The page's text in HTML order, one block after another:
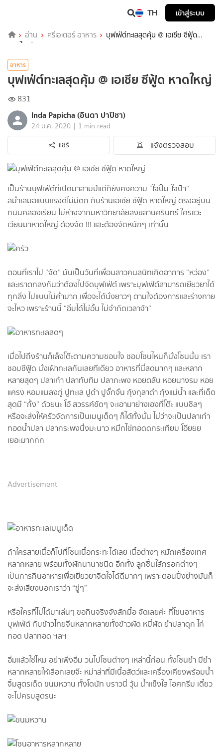
TH เข้าสู่ระบบ
อ่าน ครีเอเตอร์ อาหาร
บุฟเฟ่ต์ทะเลสุดคุ้ม @ เอเชีย ซีฟู้ด
หาดใหญ่
อาหาร
บุฟเฟ่ต์ทะเลสุดคุ้ม @ เอเชีย ซีฟู้ด หาดใหญ่
831
Inda Papicha (อินดา ปาปิชา)
24 ม.ค. 2020 | 1 min read
แชร์
แจ้งตรวจสอบ
เป็นร้านบุฟเฟ่ต์ที่เปิดมาสามปีแต่ก็ยังคงความ “ใจปั้ม-ใจป๋า”
สม่ำเสมอแบบแรงดีไม่มีตก กับร้านเอเซีย ซีฟู้ด หาดใหญ่ ตรงอยู่บน
ถนนคลองเรียน ไม่ห่างจากมหาวิทยาลัยสงขลานครินทร์ ใครแวะ
เวียนมาหาดใหญ่ ต้องจัด !!! และต้องจัดหนักๆ เท่านั้น
ตอนที่เราไป “จัด” มันเป็นวันที่เพื่อนสาวคนสนิทเกิดอาการ “หว่อง”
และเราตกลงกันว่าต้องไปจัดบุฟเฟ่ต์ เพราะบุฟเฟ่ต์สามารถเยียวยาได้
ทุกสิ่ง ไปแบบไม่ค่ำมาก เพื่อจะได้นั่งยาวๆ ตามใจต้องการและร่างกาย
จะไหว เพราะร้านนี้ “อิ่มได้ไม่อั้น ไม่จำกัดเวลาจ้า”
เมื่อไปถึงร้านก็เล็งโต๊ะตามความชอบใจ ชอบโซนไหนก็นั่งโซนนั้น เรา
ชอบซีฟู้ด นั่งเฝ้าทะเลกันเลยทีเดียว อาหารที่นี่สดมากๆ และหลาก
หลายสุดๆ ปลาเก๋า ปลาทับทิม ปลากะพง หอยตลับ หอยนางรม หอย
แครง หอมแมลงภู่ ปูทะเล ปูดำ ปูจั๊กจั่น กุ้งกุลาดำ กุ้งแม่น้ำ และที่เด็ด
สุดมี “กั้ง” ด้วยนะ โอ้ สวรรค์ชัดๆ จะเอามาย่างเองที่โต๊ะ แบบชิลๆ
หรือจะส่งให้ครัวจัดการเป็นเมนูเด็ดๆ ก็ได้ทั้งนั้น ไม่ว่าจะเป็นปลาเก๋า
ทอดน้ำปลา ปลากระพงนึ่งมะนาว หมึกไข่ทอดดกระเทียม โอ๊ยยย
เยอะมากกก
Advertisement
ถ้าใครสายเนื้อก็ไปที่โซนเนื้อกระทะได้เลย เนื้อต่างๆ หมักเครื่องเทศ
หลากหลาย พร้อมทั้งผักนานาชนิด อีกทั้ง ลูกชิ้นใส้กรอกต่างๆ
เป็นการกินอาหารเพื่อเยียวยาจิตใจได้ดีมากๆ เพราะตอนปิ้งย่างมันก็
จะส่งเสียงบอกเราว่า “ซู่ๆ”
หรือใครที่ไม่ได้มาเล่นๆ ขอกินจริงจังสักมื้อ จัดเลยค่ะ ที่โซนอาหาร
บุฟเฟ่ต์ กับข้าวไทยจีนหลากหลายทั้งข้าวผัด หมี่ผัด ยำปลาดุก ไก่
ทอด ปลาทอด ฯลฯ
อิ่มแล้วใช่ไหม อย่าเพิ่งอิ่ม วนไปโซนต่างๆ เหล่านี้ก่อน ทั้งโซนยำ มียำ
หลากหลายให้เลือกเลยจ๊ะ หม่าล่าที่มีเนื้อสัตว์และเครื่องเคียงพร้อมน้ำ
จิ้มสูตรเด็ด ขนมหวาน ทั้งโดนัท บราวนี่ วุ้น น้ำแข็งใส ไอศกรีม เดี๋ยว
จะไปครบสูตรนะ